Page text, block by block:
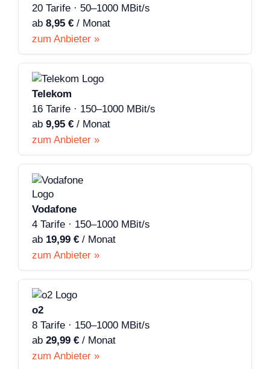
20 Tarife · 50–1000 MBit/s
ab 8,95 € / Monat
zum Anbieter »
Telekom
16 Tarife · 150–1000 MBit/s
ab 9,95 € / Monat
zum Anbieter »
Vodafone
4 Tarife · 150–1000 MBit/s
ab 19,99 € / Monat
zum Anbieter »
o2
8 Tarife · 150–1000 MBit/s
ab 29,99 € / Monat
zum Anbieter »